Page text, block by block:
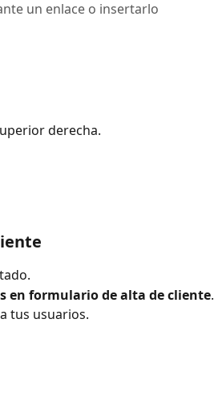
un enlace o insertarlo
derecha.
en formulario de alta de cliente.
tus usuarios.